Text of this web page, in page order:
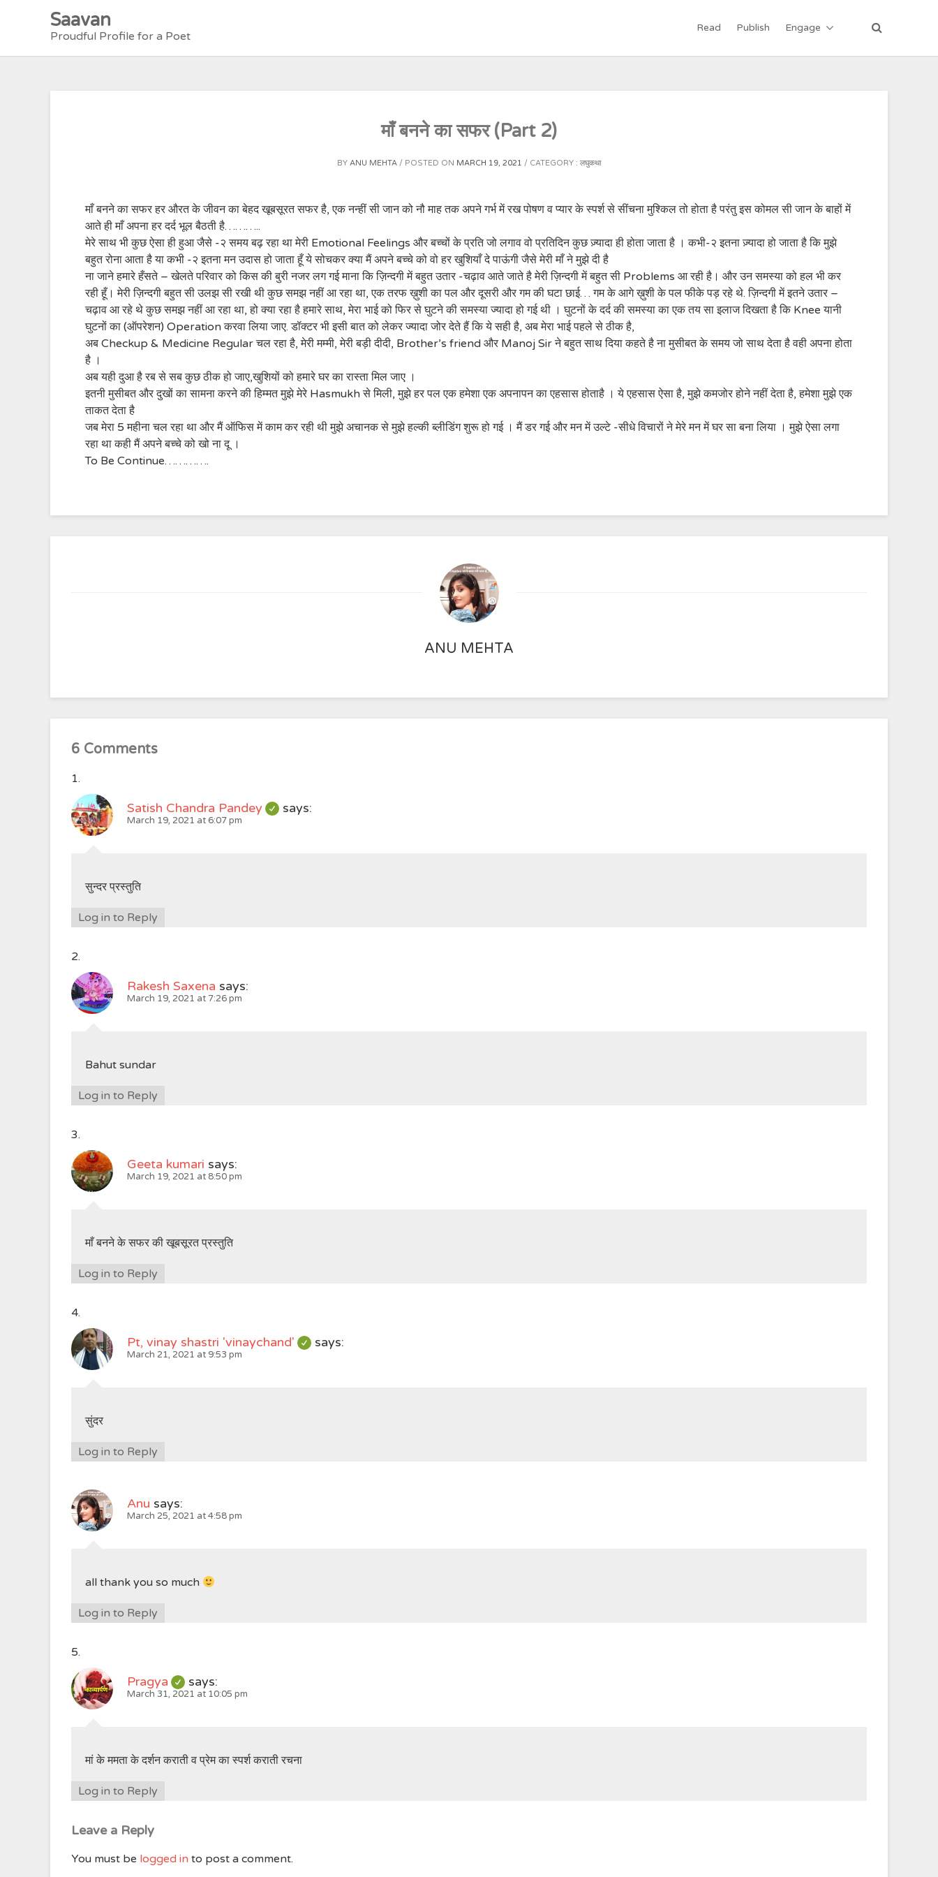
Saavan
Proudful Profile for a Poet
Read Publish Engage
माँ बनने का सफर (Part 2)
BY ANU MEHTA POSTED ON MARCH 19, 2021 CATEGORY : लघुकथा
माँ बनने का सफर हर औरत के जीवन का बेहद खूबसूरत सफर है, एक नन्हीं सी जान को नौ माह तक अपने गर्भ में रख पोषण व प्यार के स्पर्श से सींचना मुश्किल तो होता है परंतु इस कोमल सी जान के बाहों में
आते ही माँ अपना हर दर्द भूल बैठती है………..
मेरे साथ भी कुछ ऐसा ही हुआ जैसे -२ समय बढ़ रहा था मेरी Emotional Feelings और बच्चों के प्रति जो लगाव वो प्रतिदिन कुछ ज़्यादा ही होता जाता है । कभी-२ इतना ज़्यादा हो जाता है कि मुझे
बहुत रोना आता है या कभी -२ इतना मन उदास हो जाता हूँ ये सोचकर क्या मैं अपने बच्चे को वो हर खुशियाँ दे पाऊंगी जैसे मेरी माँ ने मुझे दी है
ना जाने हमारे हँसते – खेलते परिवार को किस की बुरी नजर लग गई माना कि ज़िन्दगी में बहुत उतार -चढ़ाव आते जाते है मेरी ज़िन्दगी में बहुत सी Problems आ रही है। और उन समस्या को हल भी कर
रही हूँ। मेरी ज़िन्दगी बहुत सी उलझ सी रखी थी कुछ समझ नहीं आ रहा था, एक तरफ ख़ुशी का पल और दूसरी और गम की घटा छाई… गम के आगे ख़ुशी के पल फीके पड़ रहे थे. ज़िन्दगी में इतने उतार –
चढ़ाव आ रहे थे कुछ समझ नहीं आ रहा था, हो क्या रहा है हमारे साथ, मेरा भाई को फिर से घुटने की समस्या ज्यादा हो गई थी । घुटनों के दर्द की समस्या का एक तय सा इलाज दिखता है कि Knee यानी
घुटनों का (ऑपरेशन) Operation करवा लिया जाए. डॉक्टर भी इसी बात को लेकर ज्यादा जोर देते हैं कि ये सही है, अब मेरा भाई पहले से ठीक है,
अब Checkup & Medicine Regular चल रहा है, मेरी मम्मी, मेरी बड़ी दीदी, Brother’s friend और Manoj Sir ने बहुत साथ दिया कहते है ना मुसीबत के समय जो साथ देता है वही अपना होता
है ।
अब यही दुआ है रब से सब कुछ ठीक हो जाए,खुशियों को हमारे घर का रास्ता मिल जाए ।
इतनी मुसीबत और दुखों का सामना करने की हिम्मत मुझे मेरे Hasmukh से मिली, मुझे हर पल एक हमेशा एक अपनापन का एहसास होताहै । ये एहसास ऐसा है, मुझे कमजोर होने नहीं देता है, हमेशा मुझे एक
ताकत देता है
जब मेरा 5 महीना चल रहा था और मैं ऑफिस में काम कर रही थी मुझे अचानक से मुझे हल्की ब्लीडिंग शुरू हो गई । मैं डर गई और मन में उल्टे -सीधे विचारों ने मेरे मन में घर सा बना लिया । मुझे ऐसा लगा
रहा था कही मैं अपने बच्चे को खो ना दू ।
To Be Continue………….
ANU MEHTA
6 Comments
Satish Chandra Pandey says:
March 19, 2021 at 6:07 pm
सुन्दर प्रस्तुति
Log in to Reply
Rakesh Saxena says:
March 19, 2021 at 7:26 pm
Bahut sundar
Log in to Reply
Geeta kumari says:
March 19, 2021 at 8:50 pm
माँ बनने के सफर की खूबसूरत प्रस्तुति
Log in to Reply
Pt, vinay shastri 'vinaychand' says:
March 21, 2021 at 9:53 pm
सुंदर
Log in to Reply
Anu says:
March 25, 2021 at 4:58 pm
all thank you so much
Log in to Reply
Pragya says:
March 31, 2021 at 10:05 pm
मां के ममता के दर्शन कराती व प्रेम का स्पर्श कराती रचना
Log in to Reply
Leave a Reply
You must be logged in to post a comment.